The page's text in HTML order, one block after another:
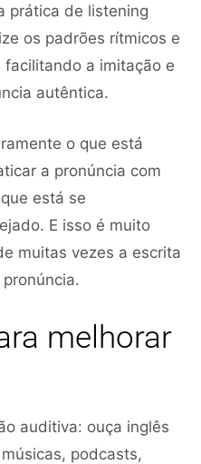
prática de listening
os padrões rítmicos e
facilitando a imitação e
autêntica.
o que está
a pronúncia com
está se
E isso é muito
muitas vezes a escrita
melhorar
auditiva: ouça inglês
podcasts,